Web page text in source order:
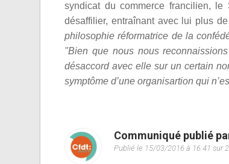
syndicat du commerce francilien,
désaffilier, entraînant avec lui plus
philosophie réformatrice de la
"Bien que nous nous
désaccord avec elle sur un certain
symptôme d’une organisartion qui
Communiqué publié
Publié le 15/03/2016 à 16:41 sur